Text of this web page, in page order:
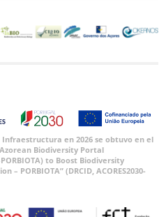
en 2026 se obtuvo en el
Biodiversity Portal
to Boost Biodiversity
PORBIOTA” (DRCID, ACORES2030-